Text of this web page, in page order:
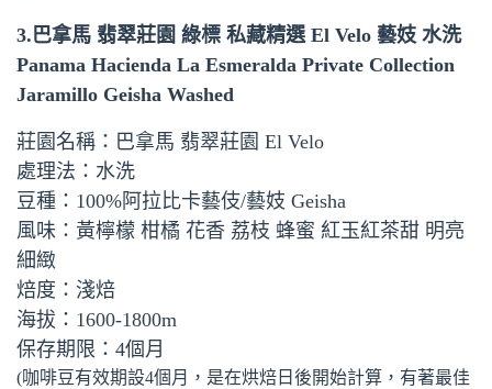
3.巴拿馬 翡翠莊園 綠標 私藏精選 El Velo 藝妓 水洗
Panama Hacienda La Esmeralda Private Collection
Jaramillo Geisha Washed
莊園名稱：巴拿馬 翡翠莊園 El Velo
處理法：水洗
豆種：100%阿拉比卡藝伎/藝妓 Geisha
風味：黃檸檬 柑橘 花香 荔枝 蜂蜜 紅玉紅茶甜 明亮
細緻
焙度：淺焙
海拔：1600-1800m
保存期限：4個月
(咖啡豆有效期設4個月，是在烘焙日後開始計算，有著最佳